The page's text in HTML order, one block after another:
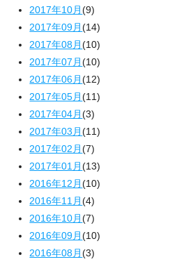
2017年10月(9)
2017年09月(14)
2017年08月(10)
2017年07月(10)
2017年06月(12)
2017年05月(11)
2017年04月(3)
2017年03月(11)
2017年02月(7)
2017年01月(13)
2016年12月(10)
2016年11月(4)
2016年10月(7)
2016年09月(10)
2016年08月(3)